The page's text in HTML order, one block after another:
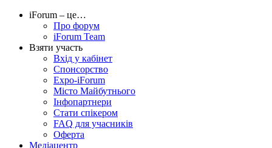
iForum – це…
Про форум
iForum Team
Взяти участь
Вхід у кабінет
Спонсорство
Expo-iForum
Місто Майбутнього
Інфопартнери
Стати спікером
FAQ для учасників
Оферта
Медіацентр